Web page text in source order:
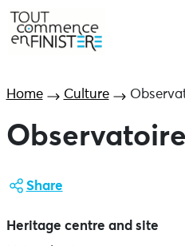
Home Culture
Share
Heritage centre and site